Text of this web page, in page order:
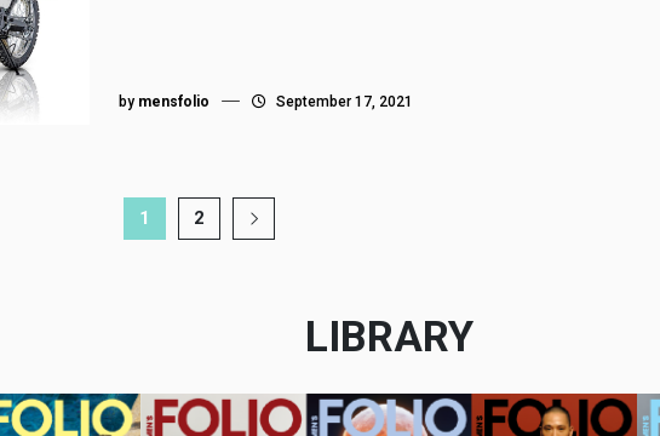
by mensfolio September 17, 2021
1 2
LIBRARY